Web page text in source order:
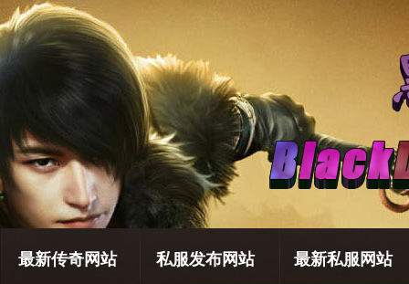
最新传奇网站 私服发布网站 最新私服网站